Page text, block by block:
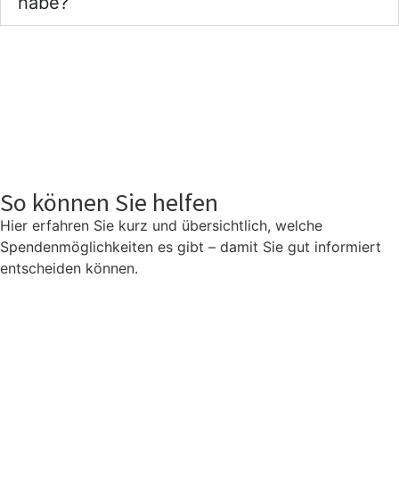
So können Sie helfen
Hier erfahren Sie kurz und übersichtlich, welche
Spendenmöglichkeiten es gibt – damit Sie gut informiert
entscheiden können.